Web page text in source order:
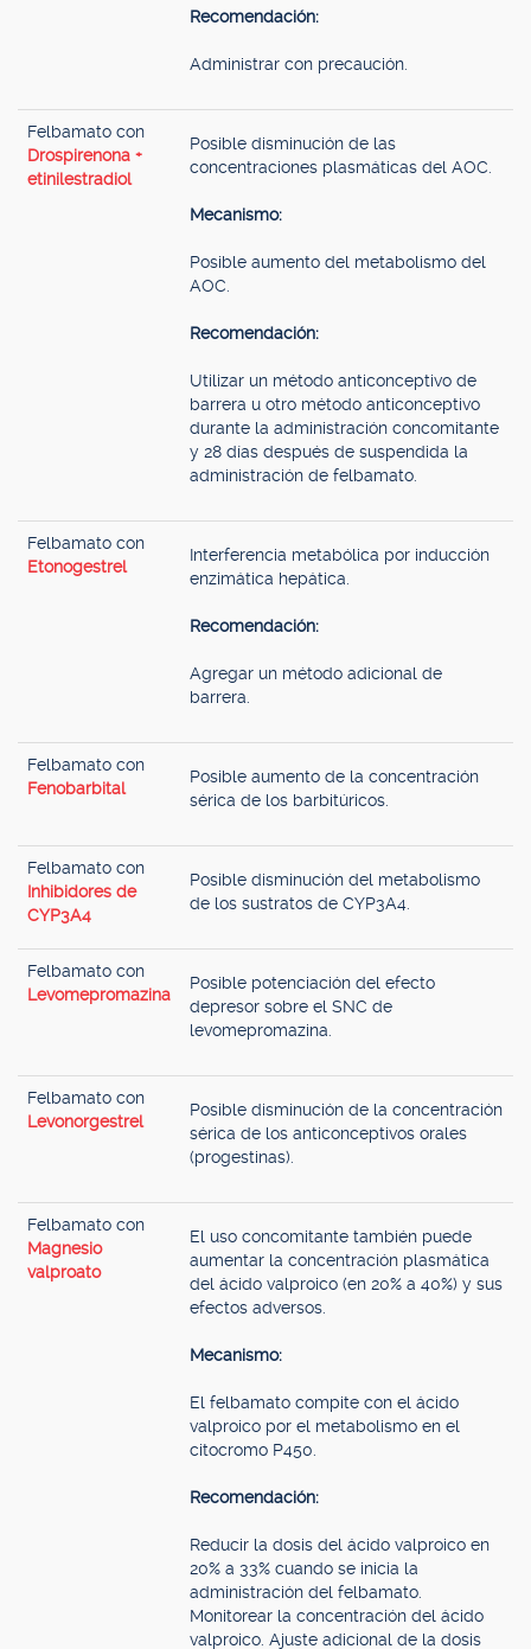
Recomendación:
Administrar con precaución.
Felbamato con
Drospirenona +
etinilestradiol
Posible disminución de las
concentraciones plasmáticas del AOC.
Mecanismo:
Posible aumento del metabolismo del
AOC.
Recomendación:
Utilizar un método anticonceptivo de
barrera u otro método anticonceptivo
durante la administración concomitante
y 28 días después de suspendida la
administración de felbamato.
Felbamato con
Etonogestrel
Interferencia metabólica por inducción
enzimática hepática.
Recomendación:
Agregar un método adicional de
barrera.
Felbamato con
Fenobarbital
Posible aumento de la concentración
sérica de los barbitúricos.
Felbamato con
Inhibidores de
CYP3A4
Posible disminución del metabolismo
de los sustratos de CYP3A4.
Felbamato con
Levomepromazina
Posible potenciación del efecto
depresor sobre el SNC de
levomepromazina.
Felbamato con
Levonorgestrel
Posible disminución de la concentración
sérica de los anticonceptivos orales
(progestinas).
Felbamato con
Magnesio
valproato
El uso concomitante también puede
aumentar la concentración plasmática
del ácido valproico (en 20% a 40%) y sus
efectos adversos.
Mecanismo:
El felbamato compite con el ácido
valproico por el metabolismo en el
citocromo P450.
Recomendación:
Reducir la dosis del ácido valproico en
20% a 33% cuando se inicia la
administración del felbamato.
Monitorear la concentración del ácido
valproico. Ajuste adicional de la dosis